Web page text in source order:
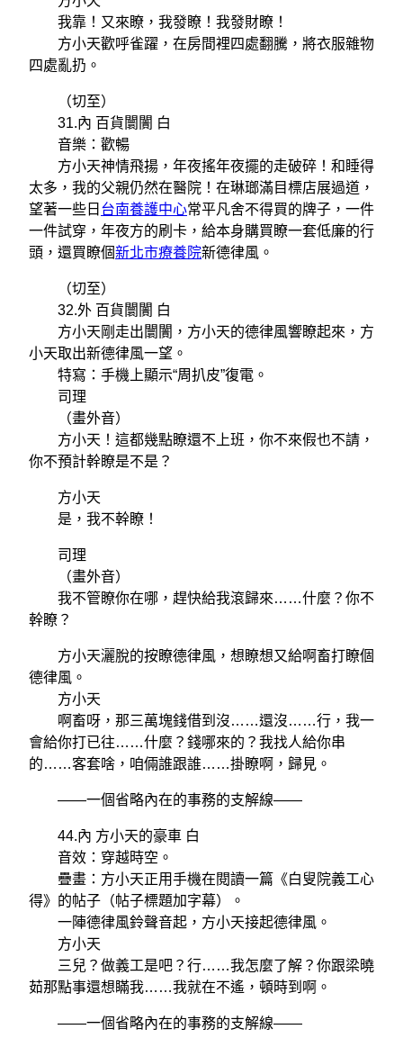
我靠！又來瞭，我發瞭！我發財瞭！
方小天歡呼雀躍，在房間裡四處翻騰，將衣服雜物
四處亂扔。
（切至）
31.內 百貨闤闠 白
音樂：歡暢
方小天神情飛揚，年夜搖年夜擺的走破碎！和睡得
太多，我的父親仍然在醫院！在琳瑯滿目標店展過道，
望著一些日 台南養護中心常平凡舍不得買的牌子，一件
一件試穿，年夜方的刷卡，給本身購買瞭一套低廉的行
頭，還買瞭個新北市療養院新德律風。
（切至）
32.外 百貨闤闠 白
方小天剛走出闤闠，方小天的德律風響瞭起來，方
小天取出新德律風一望。
特寫：手機上顯示“周扒皮”復電。
司理
（畫外音）
方小天！這都幾點瞭還不上班，你不來假也不請，
你不預計幹瞭是不是？
方小天
是，我不幹瞭！
司理
（畫外音）
我不管瞭你在哪，趕快給我滾歸來……什麼？你不
幹瞭？
方小天灑脫的按瞭德律風，想瞭想又給啊畜打瞭個
德律風。
方小天
啊畜呀，那三萬塊錢借到沒……還沒……行，我一
會給你打已往……什麼？錢哪來的？我找人給你串
的……客套啥，咱倆誰跟誰……掛瞭啊，歸見。
——一個省略內在的事務的支解線——
44.內 方小天的豪車 白
音效：穿越時空。
疊畫：方小天正用手機在閱讀一篇《白叟院義工心
得》的帖子（帖子標題加字幕）。
一陣德律風鈴聲音起，方小天接起德律風。
方小天
三兒？做義工是吧？行……我怎麼了解？你跟梁曉
茹那點事還想瞞我……我就在不遙，頓時到啊。
——一個省略內在的事務的支解線——